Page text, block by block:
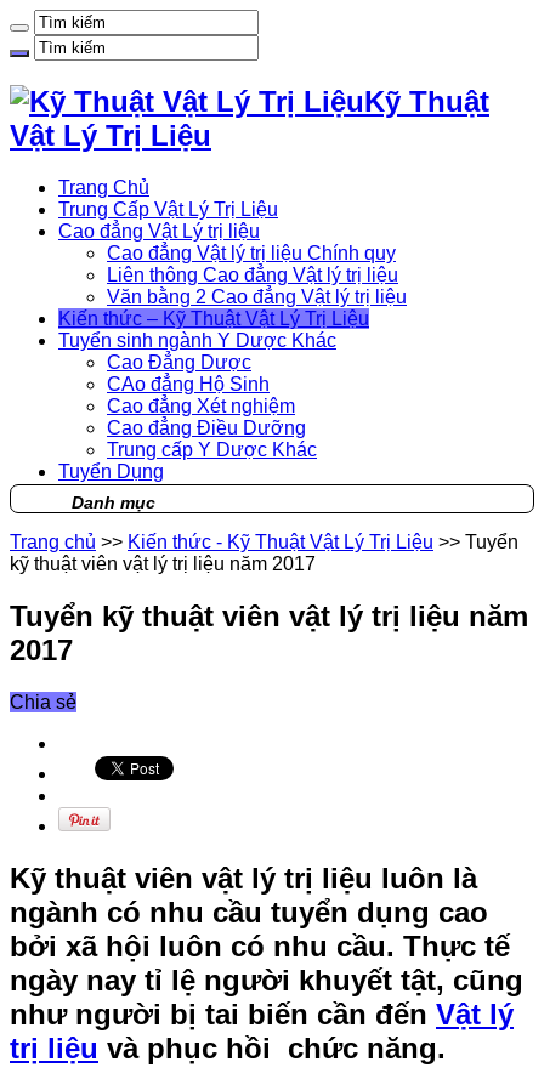
Kỹ Thuật
Vật Lý Trị Liệu
Trang Chủ
Trung Cấp Vật Lý Trị Liệu
Cao đẳng Vật Lý trị liệu
Cao đẳng Vật lý trị liệu Chính quy
Liên thông Cao đẳng Vật lý trị liệu
Văn bằng 2 Cao đẳng Vật lý trị liệu
Kiến thức – Kỹ Thuật Vật Lý Trị Liệu
Tuyển sinh ngành Y Dược Khác
Cao Đẳng Dược
CAo đẳng Hộ Sinh
Cao đẳng Xét nghiệm
Cao đẳng Điều Dưỡng
Trung cấp Y Dược Khác
Tuyển Dụng
Danh mục
Trang chủ >> Kiến thức - Kỹ Thuật Vật Lý Trị Liệu >> Tuyển
kỹ thuật viên vật lý trị liệu năm 2017
Tuyển kỹ thuật viên vật lý trị liệu năm
2017
Chia sẻ
Kỹ thuật viên vật lý trị liệu luôn là
ngành có nhu cầu tuyển dụng cao
bởi xã hội luôn có nhu cầu. Thực tế
ngày nay tỉ lệ người khuyết tật, cũng
như người bị tai biến cần đến Vật lý
trị liệu và phục hồi chức năng.